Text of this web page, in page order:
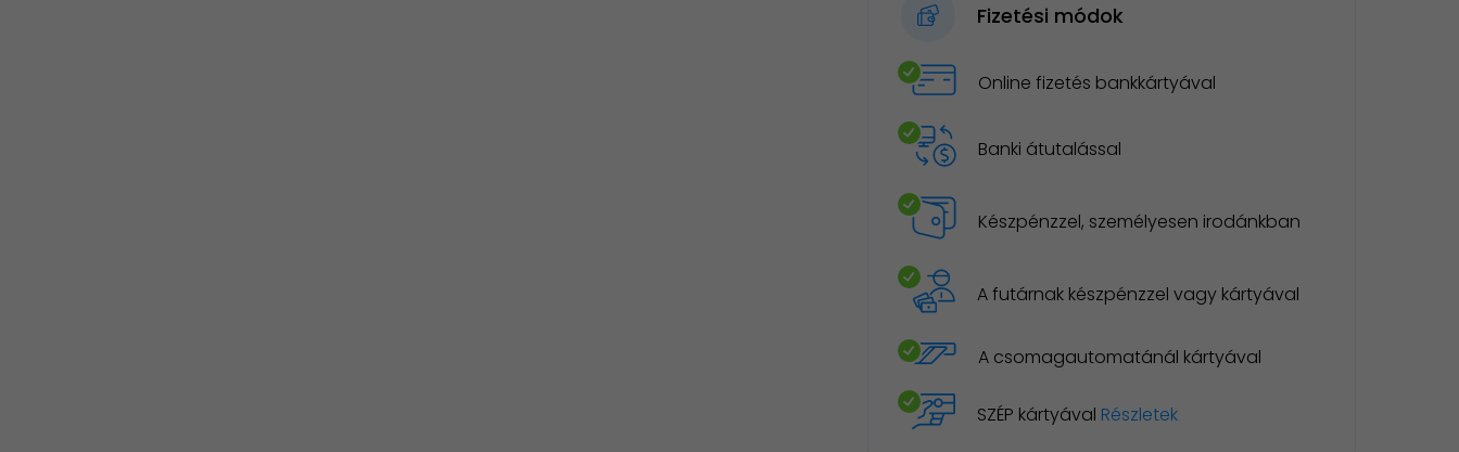
Fizetési módok
Online fizetés bankkártyával
Banki átutalással
Készpénzzel, személyesen irodánkban
A futárnak készpénzzel vagy kártyával
A csomagautomatánál kártyával
SZÉP kártyával Részletek